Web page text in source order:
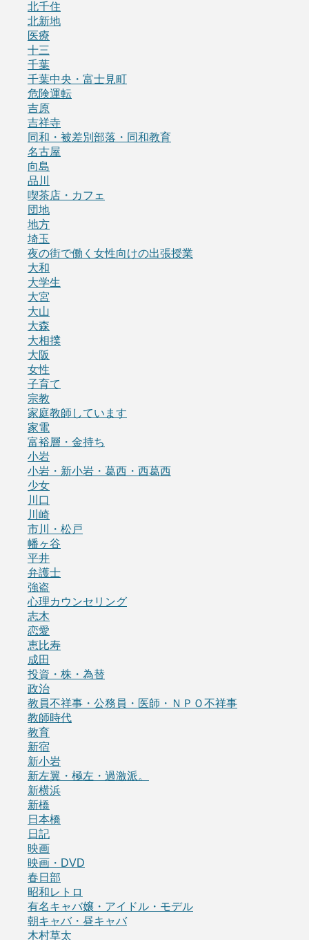
北千住
北新地
医療
十三
千葉
千葉中央・富士見町
危険運転
吉原
吉祥寺
同和・被差別部落・同和教育
名古屋
向島
品川
喫茶店・カフェ
団地
地方
埼玉
夜の街で働く女性向けの出張授業
大和
大学生
大宮
大山
大森
大相撲
大阪
女性
子育て
宗教
家庭教師しています
家電
富裕層・金持ち
小岩
小岩・新小岩・葛西・西葛西
少女
川口
川崎
市川・松戸
幡ヶ谷
平井
弁護士
強盗
心理カウンセリング
志木
恋愛
恵比寿
成田
投資・株・為替
政治
教員不祥事・公務員・医師・ＮＰＯ不祥事
教師時代
教育
新宿
新小岩
新左翼・極左・過激派。
新横浜
新橋
日本橋
日記
映画
映画・DVD
春日部
昭和レトロ
有名キャバ嬢・アイドル・モデル
朝キャバ・昼キャバ
木村草太